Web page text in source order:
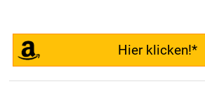
Hier klicken!*